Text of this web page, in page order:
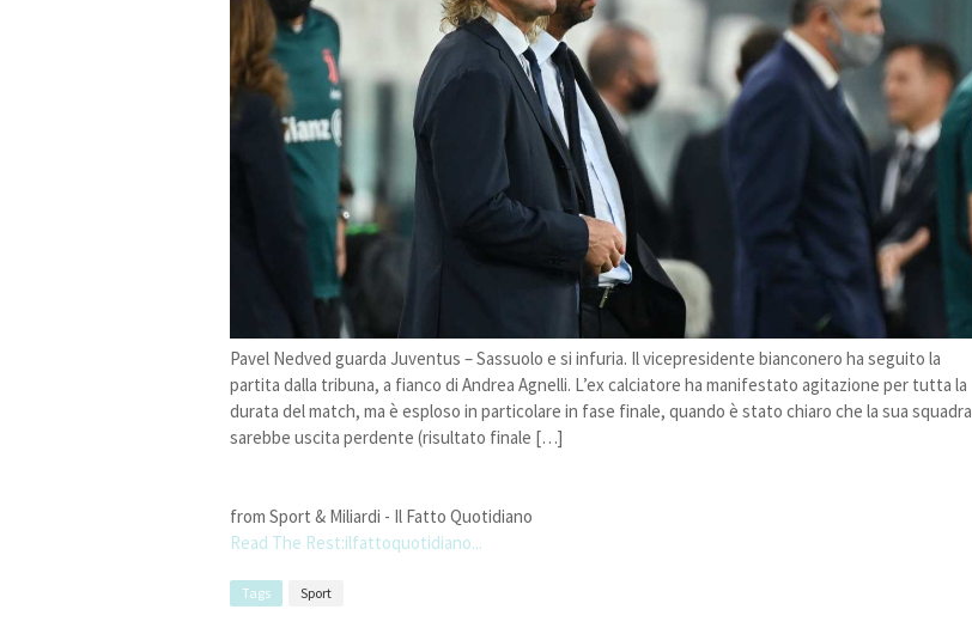
Pavel Nedved guarda Juventus – Sassuolo e si infuria. Il vicepresidente bianconero ha seguito la
partita dalla tribuna, a fianco di Andrea Agnelli. L’ex calciatore ha manifestato agitazione per tutta la
durata del match, ma è esploso in particolare in fase finale, quando è stato chiaro che la sua squadra
sarebbe uscita perdente (risultato finale […]
from Sport & Miliardi - Il Fatto Quotidiano
Read The Rest:ilfattoquotidiano...
Tags Sport